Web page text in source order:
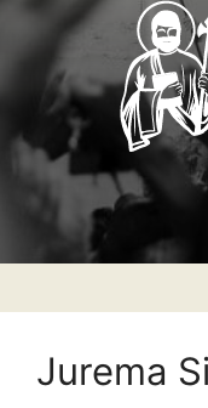
Jurema